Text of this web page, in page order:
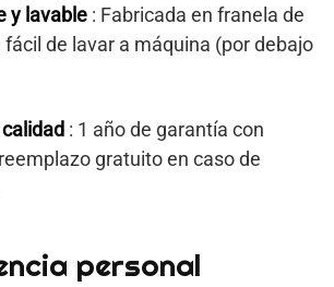
y lavable : Fabricada en franela de
fácil de lavar a máquina (por debajo
: 1 año de garantía con
gratuito en caso de
personal